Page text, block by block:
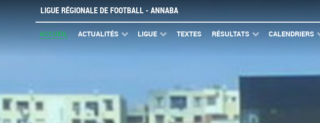
LIGUE RÉGIONALE DE FOOTBALL - ANNABA
ACCUEIL ACTUALITÉS LIGUE TEXTES RÉSULTATS CALENDRIERS